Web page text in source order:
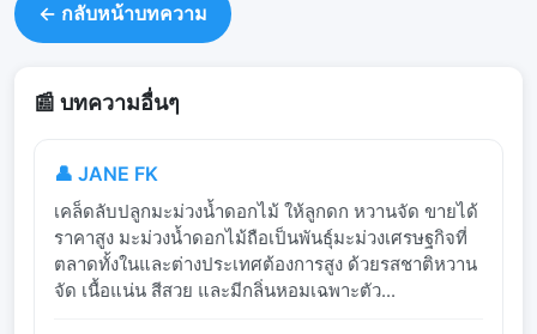
← กลับหน้าบทความ
📰 บทความอื่นๆ
👤 JANE FK
เคล็ดลับปลูกมะม่วงน้ำดอกไม้ ให้ลูกดก หวานจัด ขายได้
ราคาสูง มะม่วงน้ำดอกไม้ถือเป็นพันธุ์มะม่วงเศรษฐกิจที่
ตลาดทั้งในและต่างประเทศต้องการสูง ด้วยรสชาติหวาน
จัด เนื้อแน่น สีสวย และมีกลิ่นหอมเฉพาะตัว...